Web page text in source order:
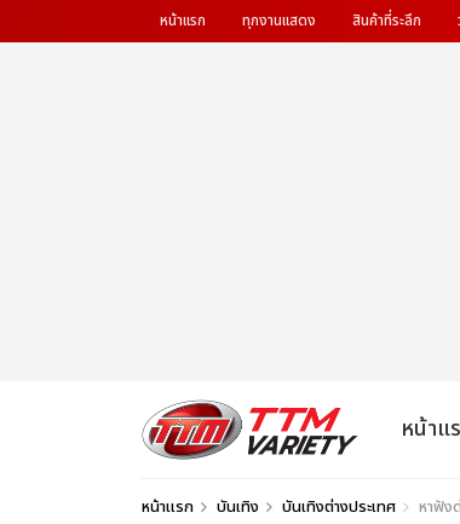
หน้าแรก ทุกงานแสดง สินค้าที่ระลึก
หน้าแ
หน้าแรก บันเทิง บันเทิงต่างประเทศ หาฟัง